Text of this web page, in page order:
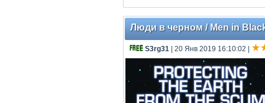
Люди в черном / Men in
S3rg31 | 20 Янв 2019 16:10:02